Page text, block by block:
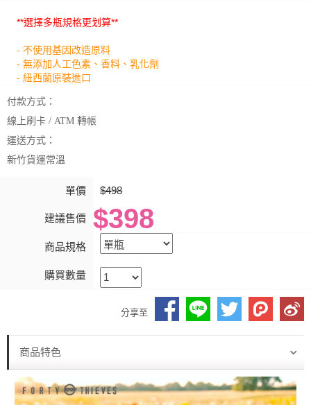
**選擇多瓶規格更划算**
- 不使用基因改造原料
- 無添加人工色素、香料、乳化劑
- 紐西蘭原裝進口
付款方式：
線上刷卡 / ATM 轉帳
運送方式：
新竹貨運常溫
單價 $498
建議售價 $398
商品規格
購買數量
分享至
商品特色